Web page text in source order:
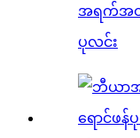
အရက်အတွ
ပုလင်း